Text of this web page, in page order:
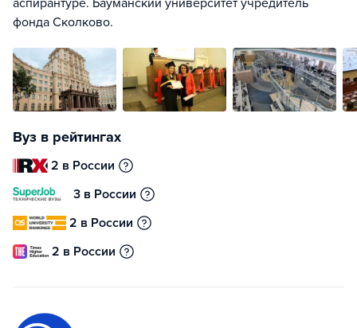
аспирантуре. Бауманский университет учредитель
фонда Сколково.
Вуз в рейтингах
2 в России
3 в России
2 в России
2 в России